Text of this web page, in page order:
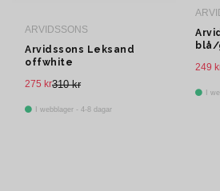
ARVIDSSONS
Arvidssons Leksand
offwhite
310 kr
275 kr
I webblager - 4-8 dagar
blå/
249
I